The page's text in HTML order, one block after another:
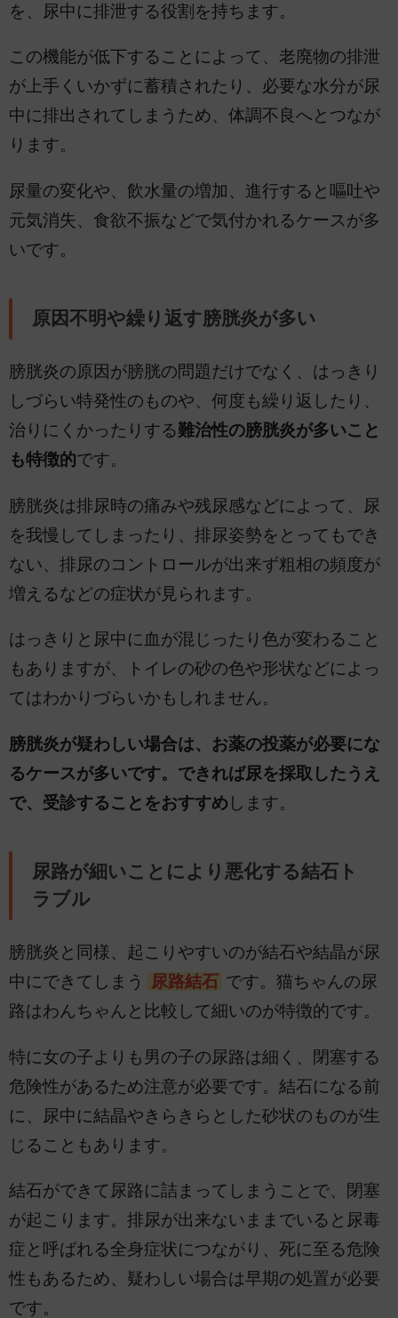
を、尿中に排泄する役割を持ちます。
この機能が低下することによって、老廃物の排泄
が上手くいかずに蓄積されたり、必要な水分が尿
中に排出されてしまうため、体調不良へとつなが
ります。
尿量の変化や、飲水量の増加、進行すると嘔吐や
元気消失、食欲不振などで気付かれるケースが多
いです。
原因不明や繰り返す膀胱炎が多い
膀胱炎の原因が膀胱の問題だけでなく、はっきり
しづらい特発性のものや、何度も繰り返したり、
治りにくかったりする難治性の膀胱炎が多いこと
も特徴的です。
膀胱炎は排尿時の痛みや残尿感などによって、尿
を我慢してしまったり、排尿姿勢をとってもでき
ない、排尿のコントロールが出来ず粗相の頻度が
増えるなどの症状が見られます。
はっきりと尿中に血が混じったり色が変わること
もありますが、トイレの砂の色や形状などによっ
てはわかりづらいかもしれません。
膀胱炎が疑わしい場合は、お薬の投薬が必要にな
るケースが多いです。できれば尿を採取したうえ
で、受診することをおすすめします。
尿路が細いことにより悪化する結石ト
ラブル
膀胱炎と同様、起こりやすいのが結石や結晶が尿
中にできてしまう
尿路結石 です。猫ちゃんの尿
路はわんちゃんと比較して細いのが特徴的です。
特に女の子よりも男の子の尿路は細く、閉塞する
危険性があるため注意が必要です。結石になる前
に、尿中に結晶やきらきらとした砂状のものが生
じることもあります。
結石ができて尿路に詰まってしまうことで、閉塞
が起こります。排尿が出来ないままでいると尿毒
症と呼ばれる全身症状につながり、死に至る危険
性もあるため、疑わしい場合は早期の処置が必要
です。